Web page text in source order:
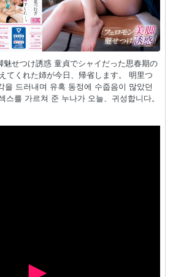
せつけ誘惑 童貞でシャイだった思春期の
てくれた姉が今日、帰省します。 明里つ
을 드러내며 유혹 동정에 수줍음이 많았던
스를 가르쳐 준 누나가 오늘、귀성합니다。